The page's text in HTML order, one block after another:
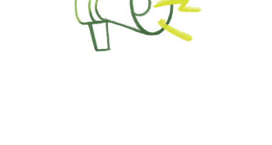
Fortbildung